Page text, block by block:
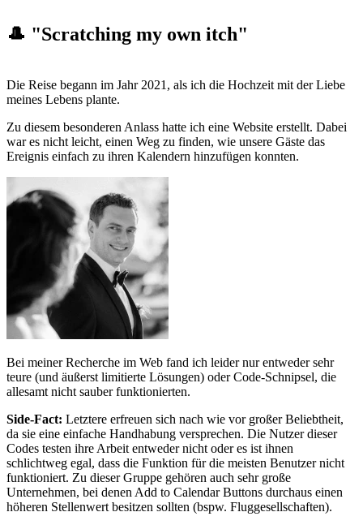
🎩 "Scratching my own itch"
Die Reise begann im Jahr 2021, als ich die Hochzeit mit der Liebe
meines Lebens plante.
Zu diesem besonderen Anlass hatte ich eine Website erstellt. Dabei
war es nicht leicht, einen Weg zu finden, wie unsere Gäste das
Ereignis einfach zu ihren Kalendern hinzufügen konnten.
Bei meiner Recherche im Web fand ich leider nur entweder sehr
teure (und äußerst limitierte Lösungen) oder Code-Schnipsel, die
allesamt nicht sauber funktionierten.
Side-Fact: Letztere erfreuen sich nach wie vor großer Beliebtheit,
da sie eine einfache Handhabung versprechen. Die Nutzer dieser
Codes testen ihre Arbeit entweder nicht oder es ist ihnen
schlichtweg egal, dass die Funktion für die meisten Benutzer nicht
funktioniert. Zu dieser Gruppe gehören auch sehr große
Unternehmen, bei denen Add to Calendar Buttons durchaus einen
höheren Stellenwert besitzen sollten (bspw. Fluggesellschaften).